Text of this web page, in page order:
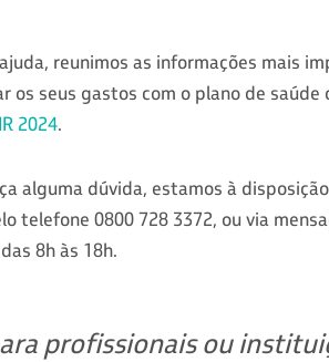
reunimos as informações mais
os seus gastos com o plano de saúde
2024.
alguma dúvida, estamos à
telefone 0800 728 3372, ou via
8h às 18h.
profissionais ou